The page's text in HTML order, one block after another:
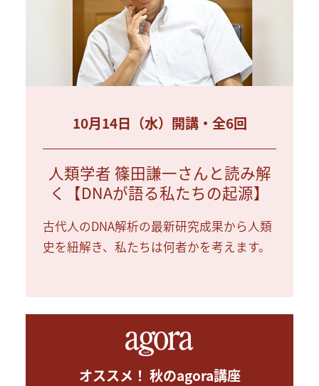
10月14日（水）開講・全6回
人類学者 篠田謙一さんと読み解
く【DNAが語る私たちの起源】
古代人のDNA解析の最新研究成果から人類
史を紐解き、私たちは何者かを考えます。
オススメ！ 秋のagora講座